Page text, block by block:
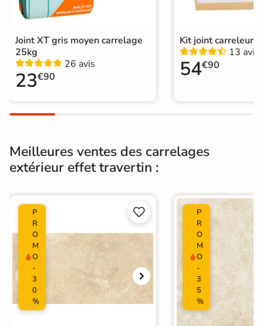
Pose
Support Chape Ancien carrelage
Normes
Carrelage terrasse effet pierre
naturelle
Carrelage travertin extérieur 10mm
Carrelage intérieur / extérieur
identique
Joint XT gris moyen carrelage
25kg
26 avis
23€90
Kit joint carreleur
13 avis
54€90
Meilleures ventes des carrelages
extérieur effet travertin :
P
R
O
M
O
-
3
0
%


P
R
O
M
O
-
3
5
%